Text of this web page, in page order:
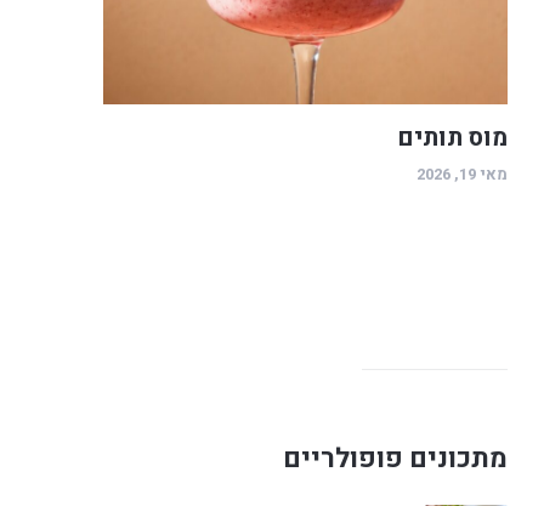
מוס תותים
מאי 19, 2026
מתכונים פופולריים